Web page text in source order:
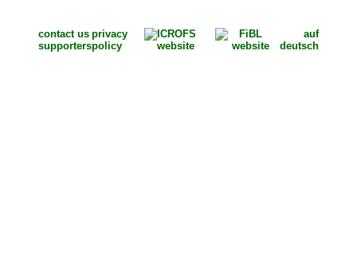
contact us
supporters
privacy
policy
auf
deutsch